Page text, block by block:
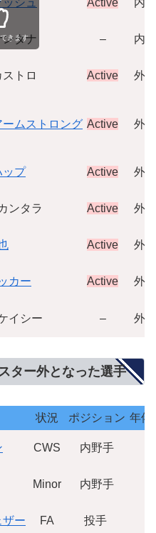
シュ Active 内
ンタナ – 内
トロ Active 外
ームストロング Active 外
ップ Active 外
ンタラ Active 外
Active 外
カー Active 外
イシー – 外
きます
ター外となった選手
状況 ポジション 年俸
CWS 内野手
Minor 内野手
ザー FA 投手